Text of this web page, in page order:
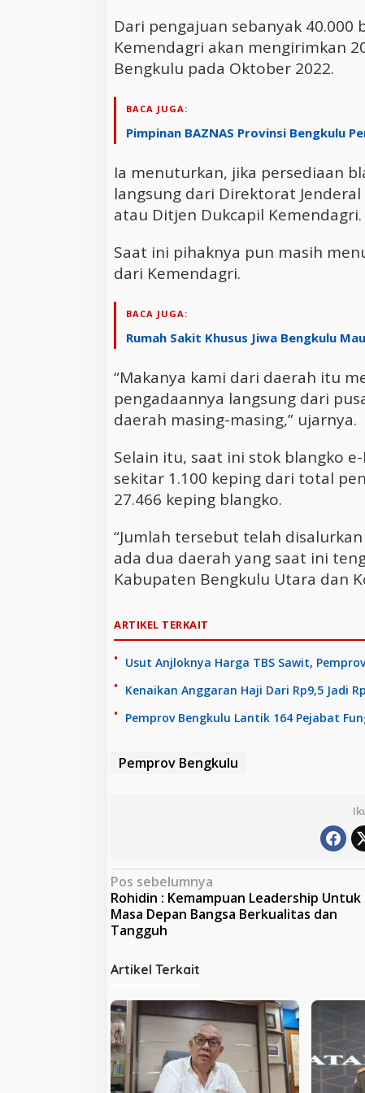
Dari pengajuan sebanyak 40.000
Kemendagri akan mengirimkan
Bengkulu pada Oktober 2022.
BACA JUGA:
Pimpinan BAZNAS Provinsi Bengkulu
Ia menuturkan, jika persediaan
langsung dari Direktorat
atau Ditjen Dukcapil Kemendagri.
Saat ini pihaknya pun masih
dari Kemendagri.
BACA JUGA:
Rumah Sakit Khusus Jiwa Bengkulu
“Makanya kami dari daerah itu
pengadaannya langsung dari
daerah masing-masing,” ujarnya.
Selain itu, saat ini stok blangko
sekitar 1.100 keping dari total
27.466 keping blangko.
“Jumlah tersebut telah
ada dua daerah yang saat ini
Kabupaten Bengkulu Utara dan
ARTIKEL TERKAIT
Usut Anjloknya Harga TBS Sawit,
Kenaikan Anggaran Haji Dari Rp9,5 Jadi
Pemprov Bengkulu Lantik 164 Pejabat
Pemprov Bengkulu
N
a
v
g
a
s
i
p
Pos sebelumnya
Rohidin : Kemampuan Leadership Untuk
Masa Depan Bangsa Berkualitas dan
Tangguh
Artikel Terkait